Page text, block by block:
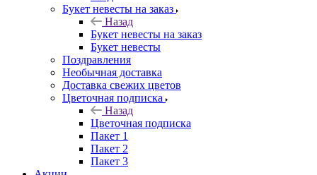
Букет невесты на заказ
Назад
Букет невесты на заказ
Букет невесты
Поздравления
Необычная доставка
Доставка свежих цветов
Цветочная подписка
Назад
Цветочная подписка
Пакет 1
Пакет 2
Пакет 3